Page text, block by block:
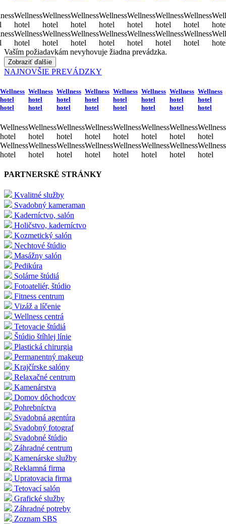
Wellness
hotel
Wellness
hotel
Wellness
hotel
Wellness
hotel
Wellness
hotel
Wellness
hotel
Wellness
hotel
Wellness
hotel
Wellness
hotel
Wellness
hotel
Wellness
hotel
Wellness
hotel
Wellness
hotel
Wellness
hotel
Vaším požiadavkám nevyhovuje žiadna prevádzka.
Zobraziť ďalšie
NAJNOVŠIE PREVÁDZKY
Wellness
hotel
hotel
Wellness
hotel
Wellness
hotel
Wellness
hotel
hotel
Wellness
hotel
Wellness
hotel
Wellness
hotel
hotel
Wellness
hotel
Wellness
hotel
Wellness
hotel
hotel
Wellness
hotel
Wellness
hotel
Wellness
hotel
hotel
Wellness
hotel
Wellness
hotel
Wellness
hotel
hotel
Wellness
hotel
Wellness
hotel
Wellness
hotel
hotel
Wellness
hotel
Wellness
hotel
Wellness
hotel
hotel
Wellness
hotel
Wellness
hotel
PARTNERSKÉ STRÁNKY
Kvalitné služby
Svadobný kameraman
Kaderníctvo, salón
Holičstvo, kaderníctvo
Kozmetický salón
Nechtové štúdio
Masážny salón
Pedikúra
Solárne štúdiá
Fotoateliér, štúdio
Fitness centrum
Vizáž a líčenie
Wellness centrá
Tetovacie štúdiá
Štúdio štíhlej línie
Plastická chirurgia
Permanentný makeup
Krajčírske salóny
Relaxačné centrum
Kamenárstva
Domov dôchodcov
Pohrebníctva
Svadobná agentúra
Svadobný fotograf
Svadobné štúdio
Záhradné centrum
Kamenárske služby
Reklamná firma
Upratovacia firma
Tetovací salón
Grafické služby
Záhradné potreby
Zoznam SBS